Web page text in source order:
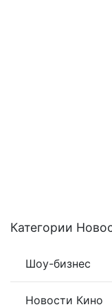
Категории
Шоу-бизнес
Новости Кино